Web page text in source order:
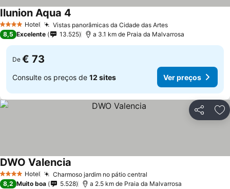
4 EstrelasHotel Vistas panorâmicas da Cidade das Artes
Ilunion Aqua 4
8,5 Excelente 13.525 a 3.1 km de Praia da Malvarrosa
De € 73
Consulte os preços de 12 sites Ver preços
Partilhar
4 EstrelasHotel Charmoso jardim no pátio central
DWO Valencia
8,2 Muito boa 5.528 a 2.5 km de Praia da Malvarrosa